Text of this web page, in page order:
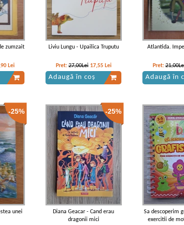
zumzait
Lei
Liviu Lungu - Upailica Truputu
Pret:27,00Lei 17,55 Lei
Adaugă în coș
Atlantida.
Pret:
Adaugă în
-25%
unei
-25%
Diana Geacar - Cand erau
dragonii mici
Sa descoperim
exercitii de